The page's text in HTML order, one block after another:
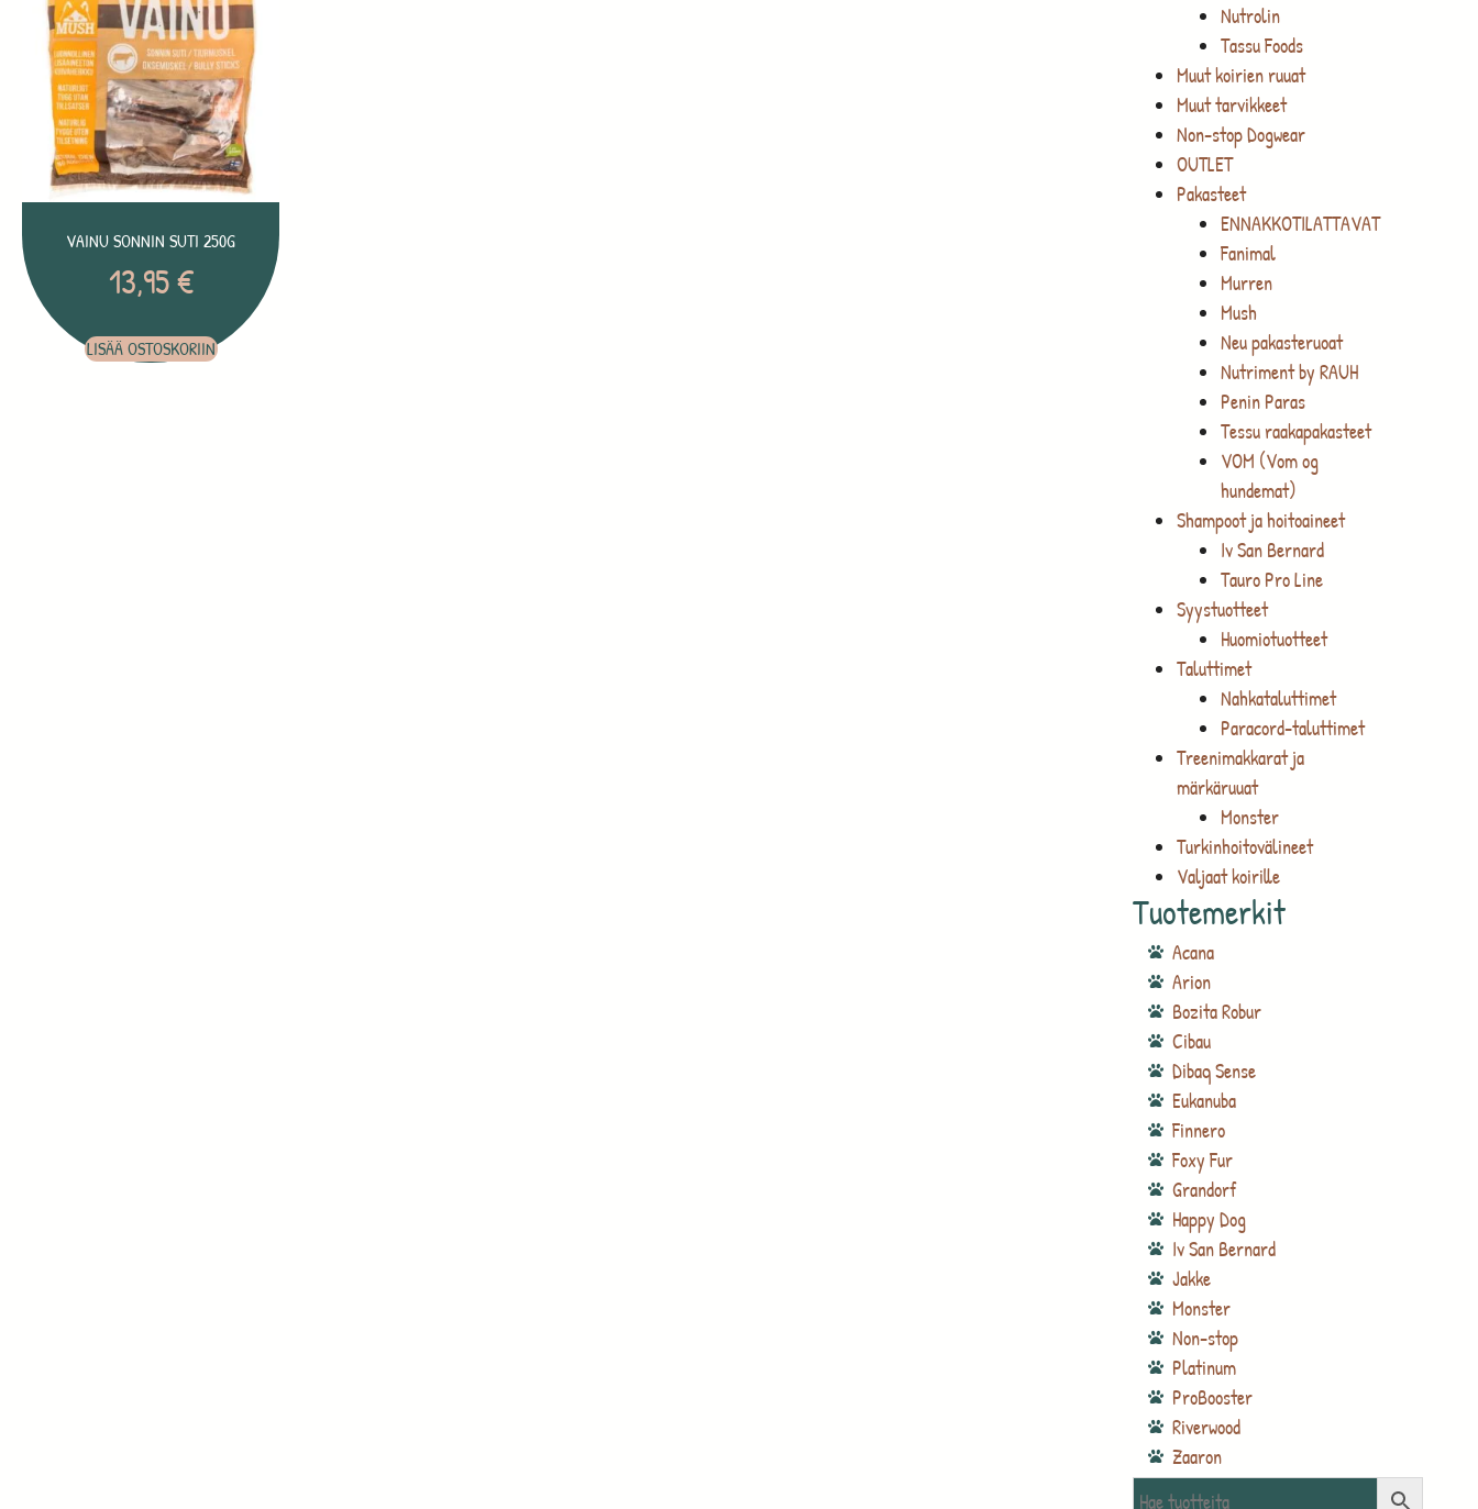
Nutrolin
Tassu Foods
Muut koirien ruuat
Muut tarvikkeet
Non-stop Dogwear
OUTLET
Pakasteet
ENNAKKOTILATTAVAT
Fanimal
Murren
Mush
Neu pakasteruoat
Nutriment by RAUH
Penin Paras
Tessu raakapakasteet
VOM (Vom og
hundemat)
Shampoot ja hoitoaineet
Iv San Bernard
Tauro Pro Line
Syystuotteet
Huomiotuotteet
Taluttimet
Nahkataluttimet
Paracord-taluttimet
Treenimakkarat ja
märkäruuat
Monster
Turkinhoitovälineet
Valjaat koirille
Tuotemerkit
Acana
Arion
Bozita Robur
Cibau
Dibaq Sense
Eukanuba
Finnero
Foxy Fur
Grandorf
Happy Dog
Iv San Bernard
Jakke
Monster
Non-stop
Platinum
ProBooster
Riverwood
Zaaron
VAINU SONNIN SUTI 250G
13,95€
LISÄÄ OSTOSKORIIN